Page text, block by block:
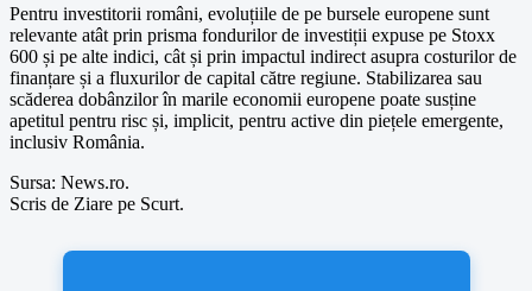
Pentru investitorii români, evoluțiile de pe bursele europene sunt
relevante atât prin prisma fondurilor de investiții expuse pe Stoxx
600 și pe alte indici, cât și prin impactul indirect asupra costurilor de
finanțare și a fluxurilor de capital către regiune. Stabilizarea sau
scăderea dobânzilor în marile economii europene poate susține
apetitul pentru risc și, implicit, pentru active din piețele emergente,
inclusiv România.
Sursa: News.ro.
Scris de Ziare pe Scurt.